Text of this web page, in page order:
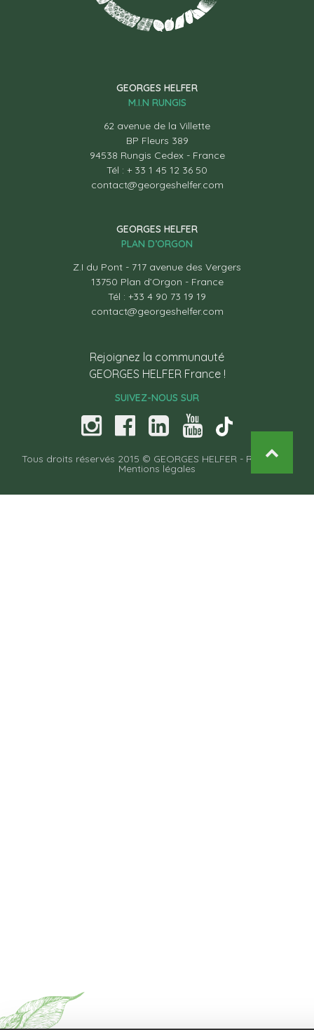
GEORGES HELFER
M.I.N RUNGIS
62 avenue de la Villette
BP Fleurs 389
94538 Rungis Cedex - France
Tél : + 33 1 45 12 36 50
contact@georgeshelfer.com
GEORGES HELFER
PLAN D’ORGON
Z.I du Pont - 717 avenue des Vergers
13750 Plan d’Orgon - France
Tél : +33 4 90 73 19 19
contact@georgeshelfer.com
Rejoignez la communauté
GEORGES HELFER France !
SUIVEZ-NOUS SUR
Tous droits réservés 2015 © GEORGES HELFER - Recettes
Mentions légales